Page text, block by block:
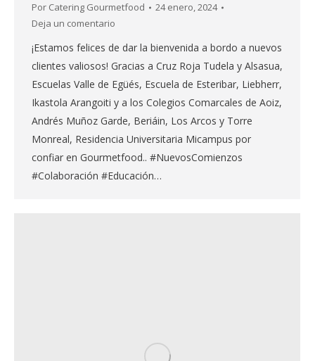
Por Catering Gourmetfood
24 enero, 2024
Deja un comentario
¡Estamos felices de dar la bienvenida a bordo a nuevos
clientes valiosos! Gracias a Cruz Roja Tudela y Alsasua,
Escuelas Valle de Egüés, Escuela de Esteribar, Liebherr,
Ikastola Arangoiti y a los Colegios Comarcales de Aoiz,
Andrés Muñoz Garde, Beriáin, Los Arcos y Torre
Monreal, Residencia Universitaria Micampus por
confiar en Gourmetfood.. #NuevosComienzos
#Colaboración #Educación…